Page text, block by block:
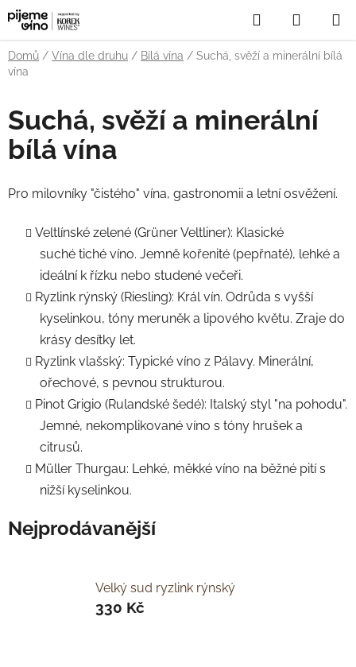
Přejít
na
obsah
Hledat
KOŠÍK
Domů / Vína dle druhu / Bílá vína / Suchá, svěží a minerální bílá
vína
Suchá, svěží a minerální
bílá vína
Pro milovníky "čistého" vína, gastronomii a letní osvěžení.
Veltlínské zelené (Grüner Veltliner): Klasické
suché tiché víno. Jemně kořenité (pepřnaté), lehké a
ideální k řízku nebo studené večeři.
Ryzlink rýnský (Riesling): Král vín. Odrůda s vyšší
kyselinkou, tóny meruněk a lipového květu. Zraje do
krásy desítky let.
Ryzlink vlašský: Typické víno z Pálavy. Minerální,
ořechové, s pevnou strukturou.
Pinot Grigio (Rulandské šedé): Italský styl "na pohodu".
Jemné, nekomplikované víno s tóny hrušek a
citrusů.
Müller Thurgau: Lehké, měkké víno na běžné pití s
nižší kyselinkou.
Nejprodávanější
Velký sud ryzlink rýnský
330 Kč